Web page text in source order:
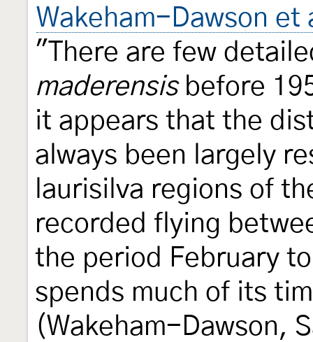
Wakeham-Dawson et
"There are few
maderensisbefore
it appears that the
always been largely
laurisilva regions of
recorded flying
the period February
spends much of its
(Wakeham-Dawson,